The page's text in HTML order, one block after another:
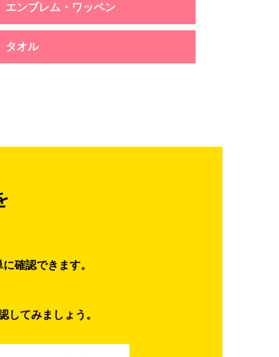
エンブレム・ワッペン
タオル
確認できます。
してみましょう。